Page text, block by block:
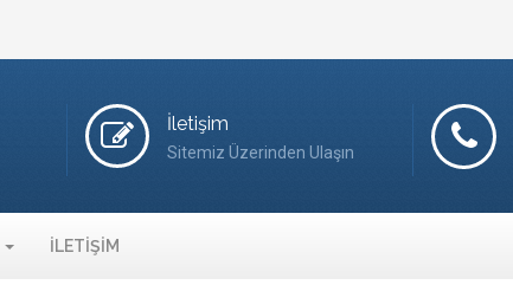
İletişim
Sitemiz Üzerinden Ulaşın
İLETİŞİM